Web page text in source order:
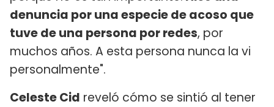
denuncia por una especie de acoso que
tuve de una persona por redes, por
muchos años. A esta persona nunca la vi
personalmente".
Celeste Cid reveló cómo se sintió al tener